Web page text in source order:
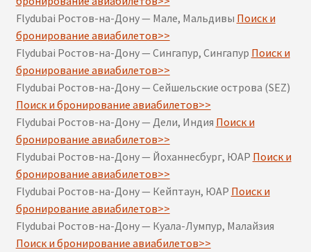
Flydubai Ростов-на-Дону — Мале, Мальдивы Поиск и
бронирование авиабилетов>>
Flydubai Ростов-на-Дону — Сингапур, Сингапур Поиск и
бронирование авиабилетов>>
Flydubai Ростов-на-Дону — Сейшельские острова (SEZ)
Поиск и бронирование авиабилетов>>
Flydubai Ростов-на-Дону — Дели, Индия Поиск и
бронирование авиабилетов>>
Flydubai Ростов-на-Дону — Йоханнесбург, ЮАР Поиск и
бронирование авиабилетов>>
Flydubai Ростов-на-Дону — Кейптаун, ЮАР Поиск и
бронирование авиабилетов>>
Flydubai Ростов-на-Дону — Куала-Лумпур, Малайзия
Поиск и бронирование авиабилетов>>